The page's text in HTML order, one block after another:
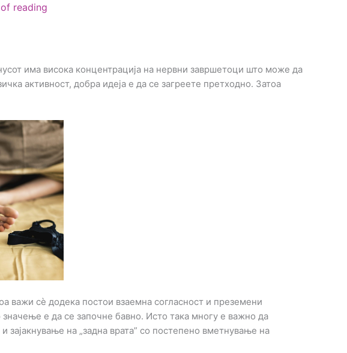
reading
има висока концентрација на нервни завршетоци што може да
активност, добра идеја е да се загреете претходно. Затоа
важи сè додека постои взаемна согласност и преземени
е да се започне бавно. Исто така многу е важно да
на „задна врата” со постепено вметнување на